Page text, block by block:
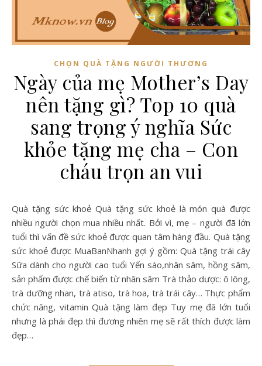
CHỌN QUÀ TẶNG NGƯỜI THƯƠNG
Ngày của mẹ Mother’s Day
nên tặng gì? Top 10 quà
sang trọng ý nghĩa Sức
khỏe tặng mẹ cha – Con
cháu trọn an vui
Quà tặng sức khoẻ Quà tặng sức khoẻ là món quà được
nhiều người chọn mua nhiều nhất. Bởi vì, mẹ – người đã lớn
tuổi thì vấn đề sức khoẻ được quan tâm hàng đầu. Quà tặng
sức khoẻ được MuaBanNhanh gợi ý gồm: Quà tặng trái cây
Sữa dành cho người cao tuổi Yến sào,nhân sâm, hồng sâm,
sản phấm được chế biến từ nhân sâm Trà thảo dược: ô lông,
trà dưỡng nhan, trà atiso, trà hoa, trà trái cây… Thực phẩm
chức năng, vitamin Quà tặng làm đẹp Tuy mẹ đã lớn tuổi
nhưng là phái đẹp thì đương nhiên mẹ sẽ rất thích được làm
đẹp…